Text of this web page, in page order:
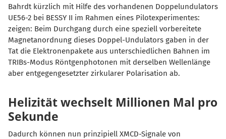
Bahrdt kürzlich mit Hilfe des vorhandenen Doppelundulators
UE56-2 bei BESSY II im Rahmen eines Pilotexperimentes:
zeigen: Beim Durchgang durch eine speziell vorbereitete
Magnetanordnung dieses Doppel-Undulators gaben in der
Tat die Elektronenpakete aus unterschiedlichen Bahnen im
TRIBs-Modus Röntgenphotonen mit derselben Wellenlänge
aber entgegengesetzter zirkularer Polarisation ab.
Helizität wechselt Millionen Mal pro
Sekunde
Dadurch können nun prinzipiell XMCD-Signale von